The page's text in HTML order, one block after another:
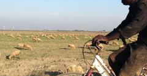
nord
wahrheit